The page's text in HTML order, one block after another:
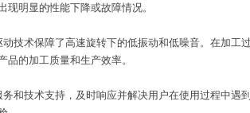
明显的性能下降或故障情况。
术保障了高速旋转下的低振动和低噪音。在加工
的加工质量和生产效率。
技术支持，及时响应并解决用户在使用过程中遇到